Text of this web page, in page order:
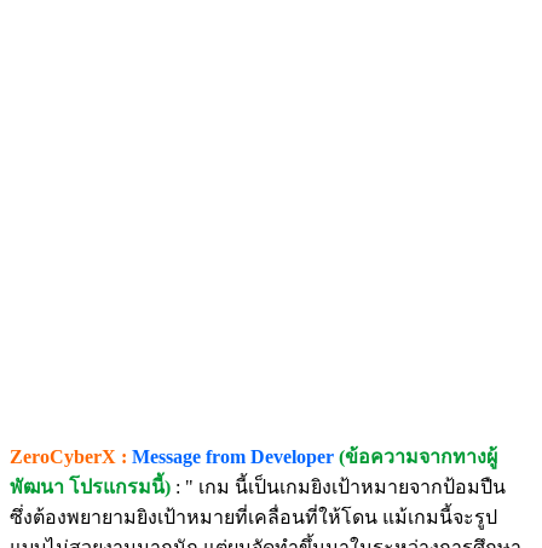
ZeroCyberX : Message from Developer (ข้อความจากทางผู้
พัฒนา โปรแกรมนี้) : " เกม นี้เป็นเกมยิงเป้าหมายจากป้อมปืน
ซึ่งต้องพยายามยิงเป้าหมายที่เคลื่อนที่ให้โดน แม้เกมนี้จะรูป